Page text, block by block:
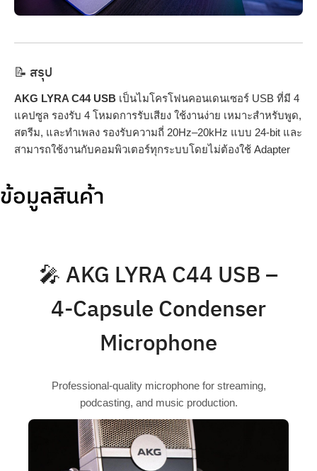
📝 สรุป
AKG LYRA C44 USB เป็นไมโครโฟนคอนเดนเซอร์ USB ที่มี 4
แคปซูล รองรับ 4 โหมดการรับเสียง ใช้งานง่าย เหมาะสำหรับพูด,
สตรีม, และทำเพลง รองรับความถี่ 20Hz–20kHz แบบ 24-bit และ
สามารถใช้งานกับคอมพิวเตอร์ทุกระบบโดยไม่ต้องใช้ Adapter
ข้อมูลสินค้า
🎤 AKG LYRA C44 USB –
4-Capsule Condenser
Microphone
Professional-quality microphone for streaming,
podcasting, and music production.